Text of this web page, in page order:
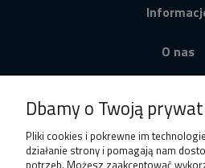
O nas
Dbamy o Twoją
Pliki cookies i pokrewne im
działanie strony i pomagają nam
potrzeb. Możesz zaakceptować